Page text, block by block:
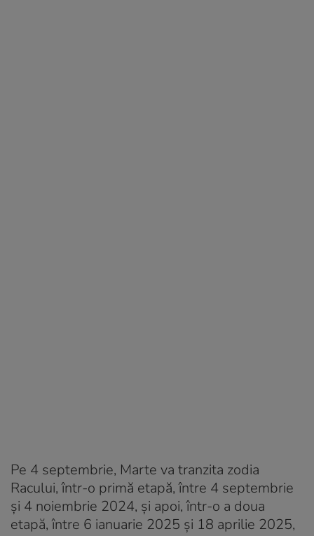
Pe 4 septembrie, Marte va tranzita zodia
Racului, într-o primă etapă, între 4 septembrie
și 4 noiembrie 2024, și apoi, într-o a doua
etapă, între 6 ianuarie 2025 și 18 aprilie 2025,